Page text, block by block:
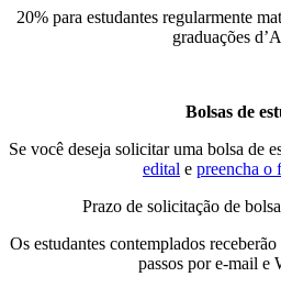
20% para estudantes regularmente
graduações
Bolsas de
Se você deseja solicitar uma bolsa de
edital e preencha o
Prazo de solicitação de
Os estudantes contemplados
passos por e-mail e